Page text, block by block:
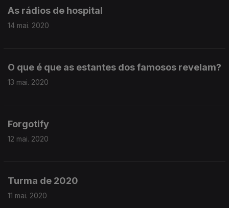
As rádios de hospital
14 mai. 2020
O que é que as estantes dos famosos revelam?
13 mai. 2020
Forgotify
12 mai. 2020
Turma de 2020
11 mai. 2020